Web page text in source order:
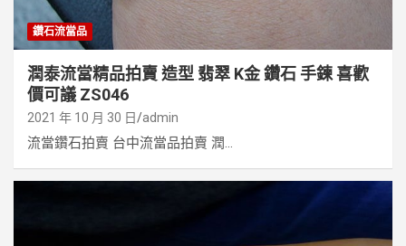
鑽石流當品
潤泰流當精品拍賣 造型 翡翠 K金 鑽石 手鍊 喜歡
價可議 ZS046
2021 年 10 月 30 日 admin
流當鑽石拍賣 台中流當品拍賣 潤...